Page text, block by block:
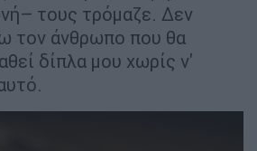
τους τρόμαζε. Δεν
τον άνθρωπο που θα
δίπλα μου χωρίς ν'